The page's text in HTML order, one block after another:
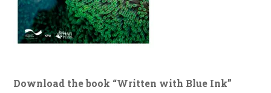
Download the book “Written with Blue Ink”